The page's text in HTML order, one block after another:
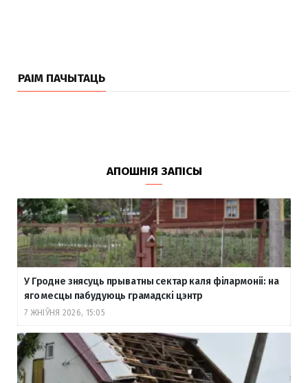
РАІМ ПАЧЫТАЦЬ
АПОШНІЯ ЗАПІСЫ
У Гродне знясуць прыватны сектар каля філармоніі: на
яго месцы пабудуюць грамадскі цэнтр
7 ЖНІЎНЯ 2026, 15:05